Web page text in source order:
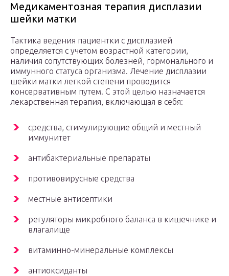
Медикаментозная терапия дисплазии
шейки матки
Тактика ведения пациентки с дисплазией
определяется с учетом возрастной категории,
наличия сопутствующих болезней, гормонального и
иммунного статуса организма. Лечение дисплазии
шейки матки легкой степени проводится
консервативным путем. С этой целью назначается
лекарственная терапия, включающая в себя:
средства, стимулирующие общий и местный
иммунитет
антибактериальные препараты
противовирусные средства
местные антисептики
регуляторы микробного баланса в кишечнике и
влагалище
витаминно-минеральные комплексы
антиоксиданты